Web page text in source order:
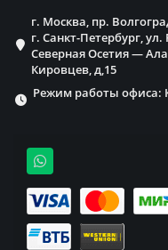
г. Москва, пр.
г. Санкт-Петербург,
Северная Осетия —
Кировцев, д,15
Режим работы офиса: